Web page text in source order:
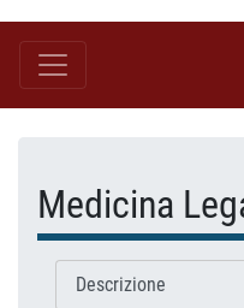
Medicina
Descrizione